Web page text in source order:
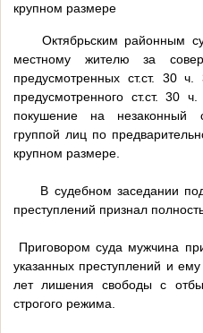
крупном размере
Октябрьским районным
местному жителю за
предусмотренных ст.ст. 30
предусмотренного ст.ст.
покушение на незаконный
группой лиц по
крупном размере.
В судебном заседании
преступлений признал
Приговором суда мужчина
указанных преступлений и
лет лишения свободы с
строгого режима.